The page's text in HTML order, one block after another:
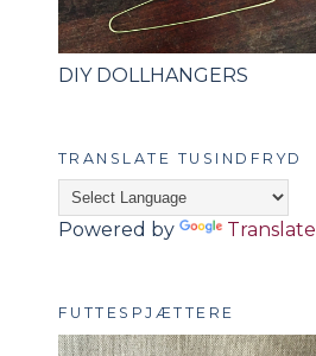
DIY DOLLHANGERS
TRANSLATE TUSINDFRYD
Powered by Translate
FUTTESPJÆTTERE